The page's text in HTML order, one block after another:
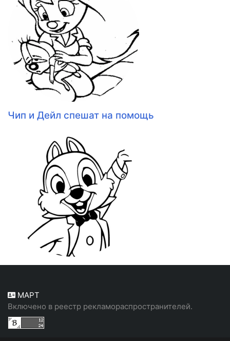
Чип и Дейл спешат на помощь
МАРТ
Включено в реестр рекламораспространителей.